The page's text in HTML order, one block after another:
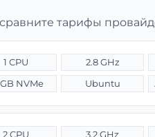
тарифы
1 CPU 2.8 GHz
NVMe
Ubuntu
2 CPU 3.2 GHz